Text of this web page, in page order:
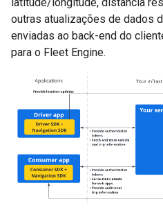
outras atualizações de dados
enviadas ao back-end do
para o Fleet Engine.